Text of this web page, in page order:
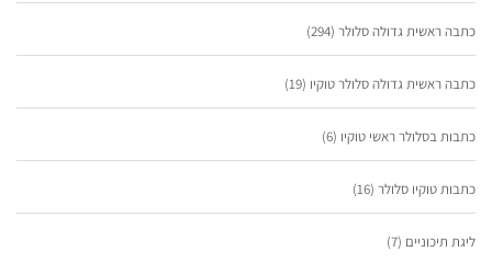
כתבה ראשית גדולה סלולר (294)
כתבה ראשית גדולה סלולר טוקיו (19)
כתבות בסלולר ראשי טוקיו (6)
כתבות טוקיו סלולר (16)
ליגת תיכוניים (7)